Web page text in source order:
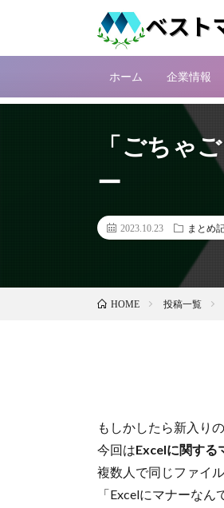
ホーム 企業情報
「ごちゃ
ー
2023.10.23 まとめ
HOME 投稿一覧
もしかしたら新入り
今回はExcelに関する
複数人で同じファイ
「Excelにマナーなん